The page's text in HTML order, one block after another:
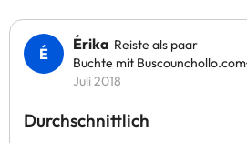
Érika Reiste als paar
Buchte mit Buscounchollo.com
Juli 2018
Durchschnittlich